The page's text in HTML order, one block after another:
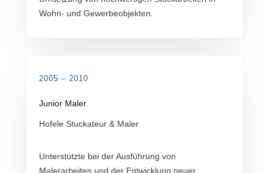
Wohn- und Gewerbeobjekten.
2005 – 2010
Junior Maler
Hofele Stuckateur & Maler
Unterstützte bei der Ausführung von
Malerarbeiten und der Entwicklung neuer